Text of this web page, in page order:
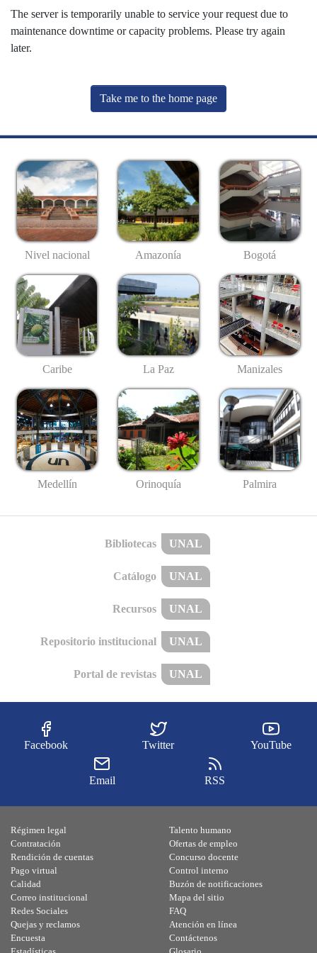
The server is temporarily unable to service your request due to
maintenance downtime or capacity problems. Please try again
later.
Take me to the home page
Nivel nacional Amazonía Bogotá
Caribe La Paz Manizales
Medellín Orinoquía Palmira
Bibliotecas UNAL
Catálogo UNAL
Recursos UNAL
Repositorio institucional UNAL
Portal de revistas UNAL
Facebook Twitter YouTube
Email RSS
Régimen legal
Contratación
Rendición de cuentas
Pago virtual
Calidad
Talento humano
Ofertas de empleo
Concurso docente
Control interno
Buzón de notificaciones
Correo institucional
Redes Sociales
Quejas y reclamos
Encuesta
Mapa del sitio
FAQ
Atención en línea
Contáctenos